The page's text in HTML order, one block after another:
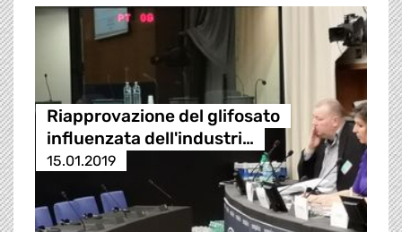
Riapprovazione del glifosato
influenzata dell'industri…
15.01.2019